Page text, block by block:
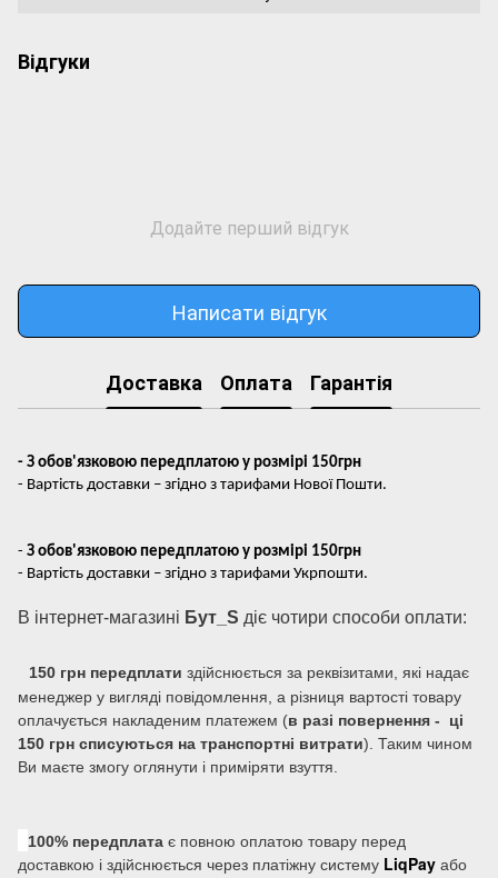
Відгуки
Додайте перший відгук
Написати відгук
Доставка Оплата Гарантія
- З обов'язковою передплатою у розмірі 150грн
- Вартість доставки – згідно з тарифами Нової Пошти.
- З обов'язковою передплатою у розмірі 150грн
- Вартість доставки – згідно з тарифами Укрпошти.
В інтернет-магазині Бут_S діє чотири способи оплати:
150 грн передплати здійснюється за реквізитами, які надає
менеджер у вигляді повідомлення, а різниця вартості товару
оплачується накладеним платежем (в разі повернення - ці
150 грн списуються на транспортні витрати). Таким чином
Ви маєте змогу оглянути і приміряти взуття.
100% передплата є повною оплатою товару перед
доставкою і здійснюється через платіжну систему LiqPay або